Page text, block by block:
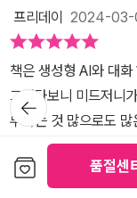
품절센
족할 수 없는 분 - 동
신한 아이디어를 얻고
또는 1인 사장님 - 일상
책의 장점 - 미드저니
까지 일련의 과정을
니 V6 포함). - 미드저
다. - 복사해서 쓸 수
프리데이 2024-
책은 생성형 AI와 대
그러다보니 미드저니
부하는 것 많으로도 많
라고 해야 할까요?
고의 안내서 같아요.
뒤로가
기